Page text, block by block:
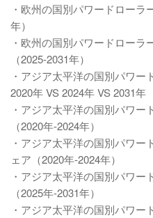
・欧州の国別パワードローラ
年）
・欧州の国別パワードローラ
（2025-2031年）
・アジア太平洋の国別パワー
2020年 VS 2024年 VS 2031年
・アジア太平洋の国別パワ
（2020年-2024年）
・アジア太平洋の国別パワ
ェア（2020年-2024年）
・アジア太平洋の国別パワ
（2025年-2031年）
・アジア太平洋の国別パワ